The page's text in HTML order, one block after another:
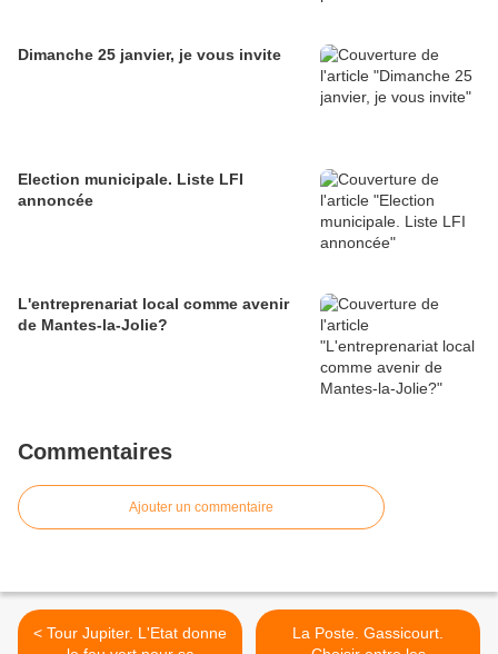
Dimanche 25 janvier, je vous invite
Election municipale. Liste LFI
annoncée
L'entreprenariat local comme avenir
de Mantes-la-Jolie?
Commentaires
Ajouter un commentaire
< Tour Jupiter. L'Etat donne
La Poste. Gassicourt.